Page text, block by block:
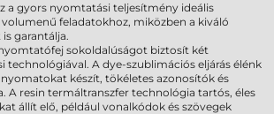
a gyors nyomtatási teljesítmény ideális
feladatokhoz, miközben a kiváló
garantálja.
sokoldalúságot biztosít két
technológiával. A dye-szublimációs eljárás élénk
készít, tökéletes azonosítók és
A resin termáltranszfer technológia tartós, éles
állít elő, például vonalkódok és szövegek